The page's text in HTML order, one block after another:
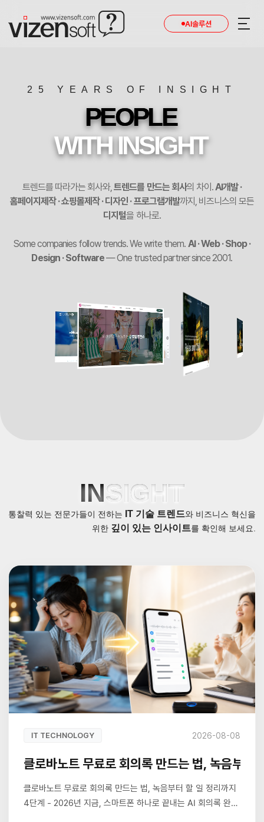
AI솔루션
25 YEARS OF INSIGHT
PEOPLE
WITH INSIGHT
트렌드를 따라가는 회사와,트렌드를 만드는 회사의 차이.AI개발 ·
홈페이지제작 · 쇼핑몰제작 · 디자인 · 프로그램개발까지,비즈니스의 모든
디지털을 하나로.
Some companies follow trends. We write them. AI · Web · Shop ·
Design · Software— One trusted partner since 2001.
INSIGHT
통찰력 있는 전문가들이 전하는 IT 기술 트렌드와 비즈니스 혁신을
위한 깊이 있는 인사이트를 확인해 보세요.
IT TECHNOLOGY 2026-08-08
클로바노트 무료로 회의록 만드는 법, 녹음부터
클로바노트 무료로 회의록 만드는 법, 녹음부터 할 일 정리까지
4단계 - 2026년 지금, 스마트폰 하나로 끝내는 AI 회의록 완벽